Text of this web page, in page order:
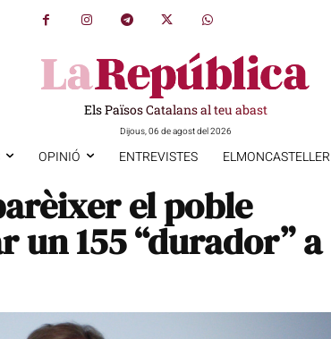
Els Països Catalans al teu abast
Dijous, 06 de agost del 2026
OPINIÓ ENTREVISTES ELMONCASTELLER
el poble
un 155 “durador” a